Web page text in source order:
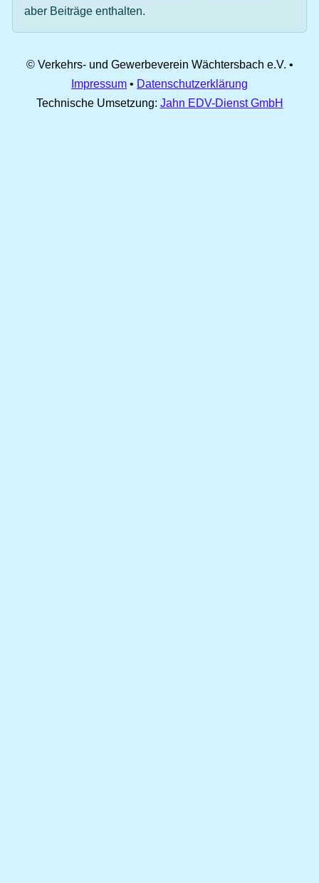
aber Beiträge enthalten.
© Verkehrs- und Gewerbeverein Wächtersbach e.V. •
Impressum • Datenschutzerklärung
Technische Umsetzung: Jahn EDV-Dienst GmbH